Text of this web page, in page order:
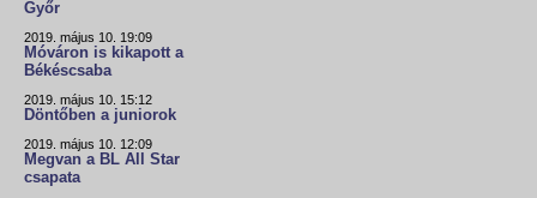
Győr
2019. május 10. 19:09
Móváron is kikapott a
Békéscsaba
2019. május 10. 15:12
Döntőben a juniorok
2019. május 10. 12:09
Megvan a BL All Star
csapata